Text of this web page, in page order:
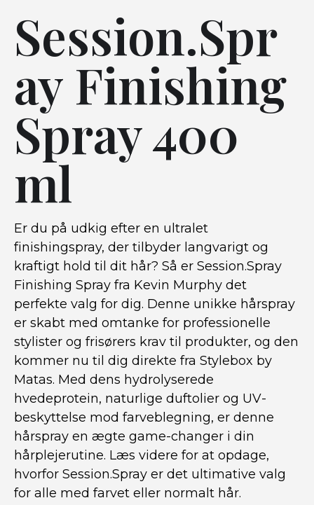
Session.Spr
ay Finishing
Spray 400
ml
Er du på udkig efter en ultralet
finishingspray, der tilbyder langvarigt og
kraftigt hold til dit hår? Så er Session.Spray
Finishing Spray fra Kevin Murphy det
perfekte valg for dig. Denne unikke hårspray
er skabt med omtanke for professionelle
stylister og frisørers krav til produkter, og den
kommer nu til dig direkte fra Stylebox by
Matas. Med dens hydrolyserede
hvedeprotein, naturlige duftolier og UV-
beskyttelse mod farveblegning, er denne
hårspray en ægte game-changer i din
hårplejerutine. Læs videre for at opdage,
hvorfor Session.Spray er det ultimative valg
for alle med farvet eller normalt hår.